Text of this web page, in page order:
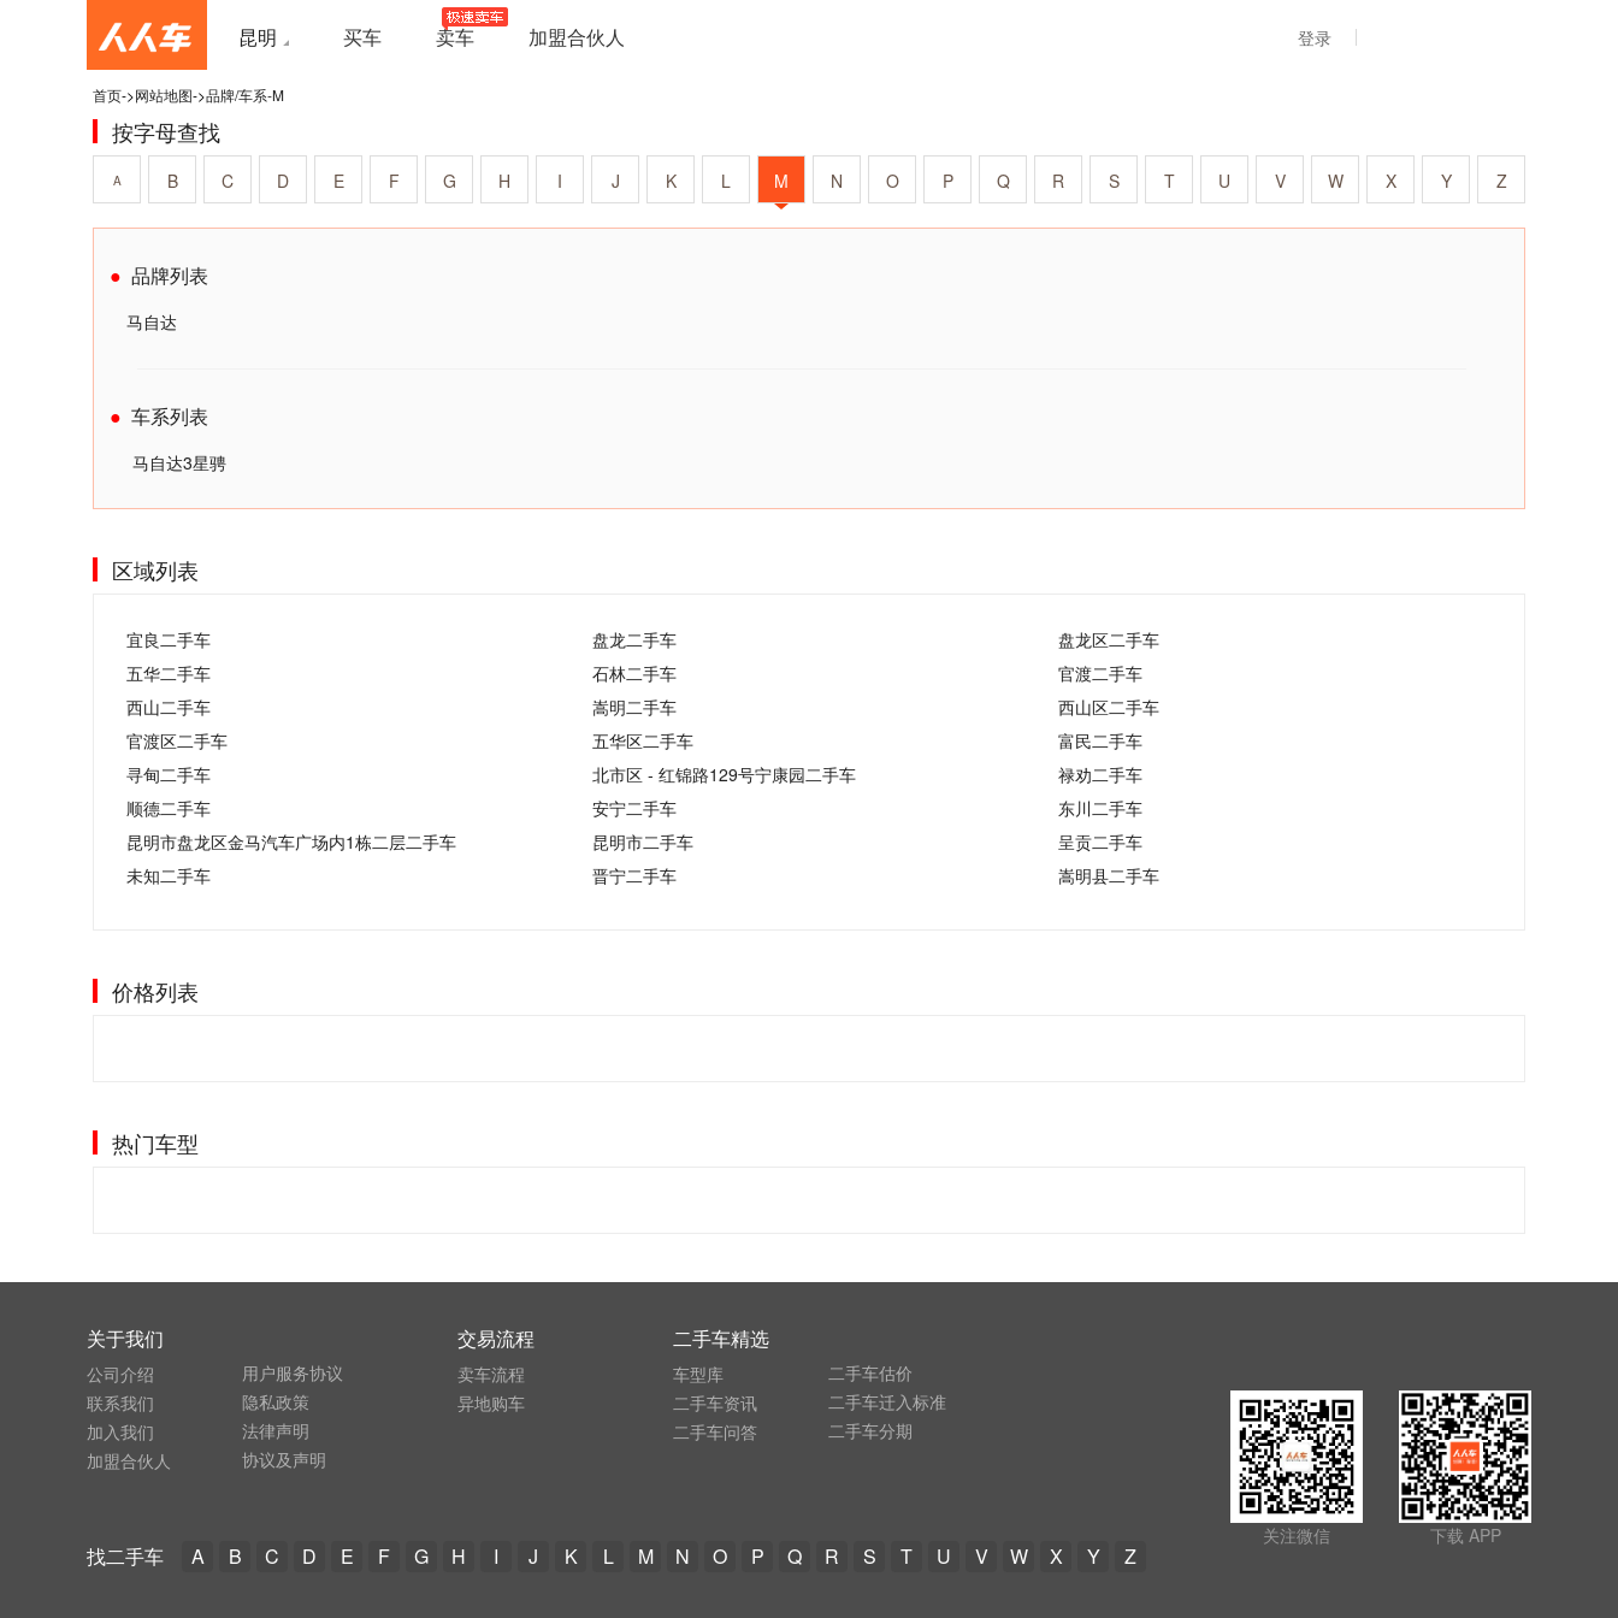
昆明 买车 卖车 加盟合伙人 登录
首页->网站地图->品牌/车系-M
按字母查找
A B C D E F G H I J K L M N O P Q R S T U V W X Y Z
品牌列表
马自达
车系列表
马自达3星骋
区域列表
宜良二手车 盘龙二手车
盘龙区二手车
五华二手车
石林二手车
官渡二手车
西山二手车
嵩明二手车
西山区二手车
官渡区二手车
五华区二手车
富民二手车
寻甸二手车
北市区 - 红锦路129号宁康园二手车
禄劝二手车
顺德二手车
安宁二手车
东川二手车
昆明市盘龙区金马汽车广场内1栋二层二手车
昆明市二手车
呈贡二手车
未知二手车
晋宁二手车 嵩明县二手车
价格列表
热门车型
关于我们
公司介绍
联系我们
加入我们
加盟合伙人
用户服务协议
隐私政策
法律声明
协议及声明
交易流程
卖车流程
异地购车
二手车精选
车型库
二手车资讯
二手车问答
二手车估价
二手车迁入标准
二手车分期
找二手车 A B C D E F G H I J K L M N O P Q R S T U V W X Y Z
关注微信 下载 APP